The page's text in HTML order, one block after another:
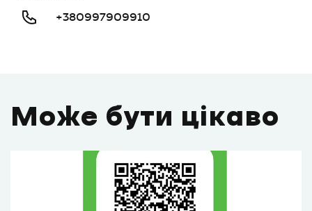
+380997909910
Може бути цікаво